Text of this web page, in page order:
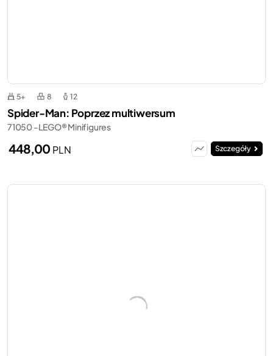
5+ 8 12
Spider-Man: Poprzez multiwersum
71050 - LEGO® Minifigures
448,00 PLN Szczegóły